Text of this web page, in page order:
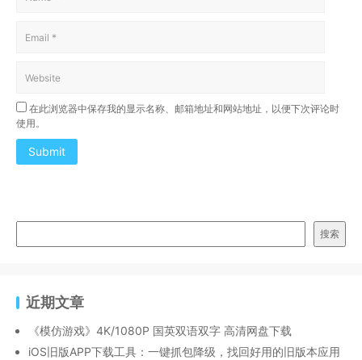
在此浏览器中保存我的显示名称、邮箱地址和网站地址，以便下次评论时
使用。
Submit
搜索
近期文章
《模仿游戏》4K/1080P 国英双语双字 高清网盘下载
iOS旧版APP下载工具：一键抓包降级，找回好用的旧版本应用